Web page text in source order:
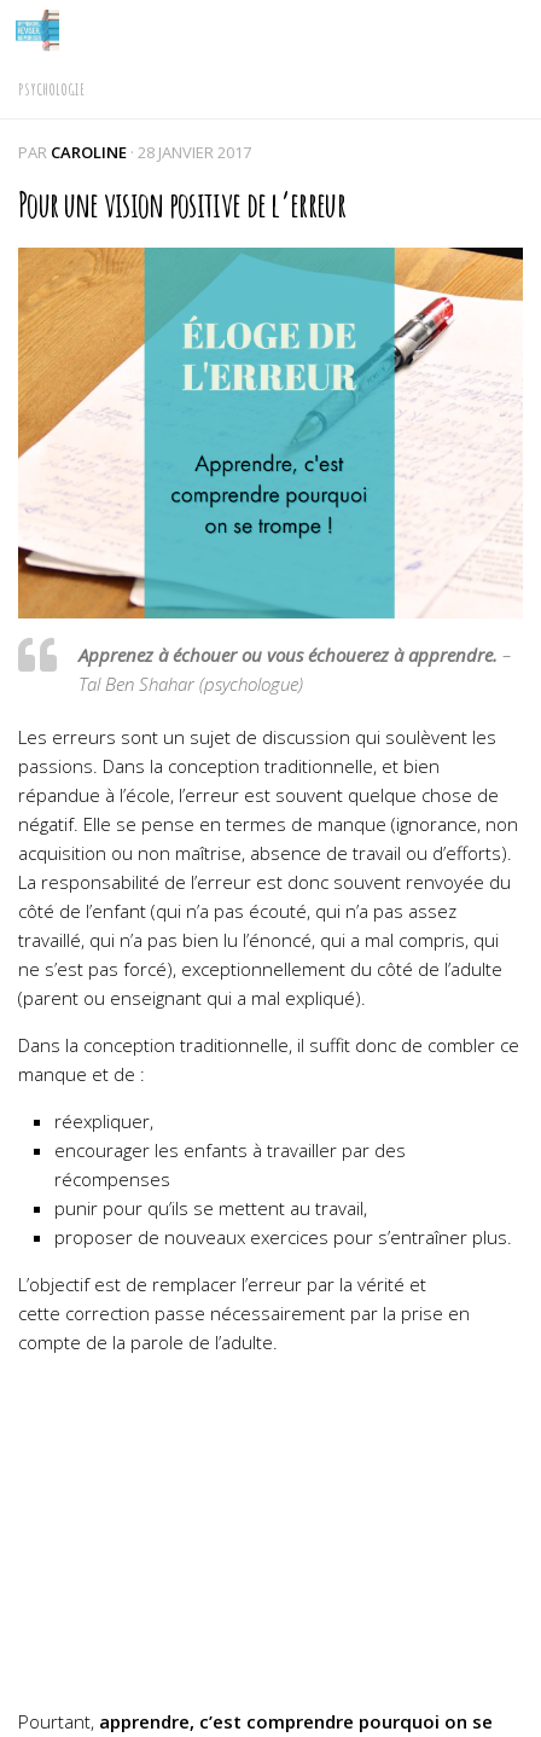
Skip to content
PSYCHOLOGIE
PAR CAROLINE · 28 JANVIER 2017
Pour une vision positive de l’erreur
Apprenez à échouer ou vous échouerez à apprendre. –
Tal Ben Shahar (psychologue)
Les erreurs sont un sujet de discussion qui soulèvent les
passions. Dans la conception traditionnelle, et bien
répandue à l’école, l’erreur est souvent quelque chose de
négatif. Elle se pense en termes de manque (ignorance, non
acquisition ou non maîtrise, absence de travail ou d’efforts).
La responsabilité de l’erreur est donc souvent renvoyée du
côté de l’enfant (qui n’a pas écouté, qui n’a pas assez
travaillé, qui n’a pas bien lu l’énoncé, qui a mal compris, qui
ne s’est pas forcé), exceptionnellement du côté de l’adulte
(parent ou enseignant qui a mal expliqué).
Dans la conception traditionnelle, il suffit donc de combler ce
manque et de :
réexpliquer,
encourager les enfants à travailler par des
récompenses
punir pour qu’ils se mettent au travail,
proposer de nouveaux exercices pour s’entraîner plus.
L’objectif est de remplacer l’erreur par la vérité et
cette correction passe nécessairement par la prise en
compte de la parole de l’adulte.
Pourtant, apprendre, c’est comprendre pourquoi on se